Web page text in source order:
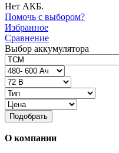
Нет АКБ.
Помочь с выбором?
Избранное
Сравнение
Выбор аккумулятора
Подобрать
О компании